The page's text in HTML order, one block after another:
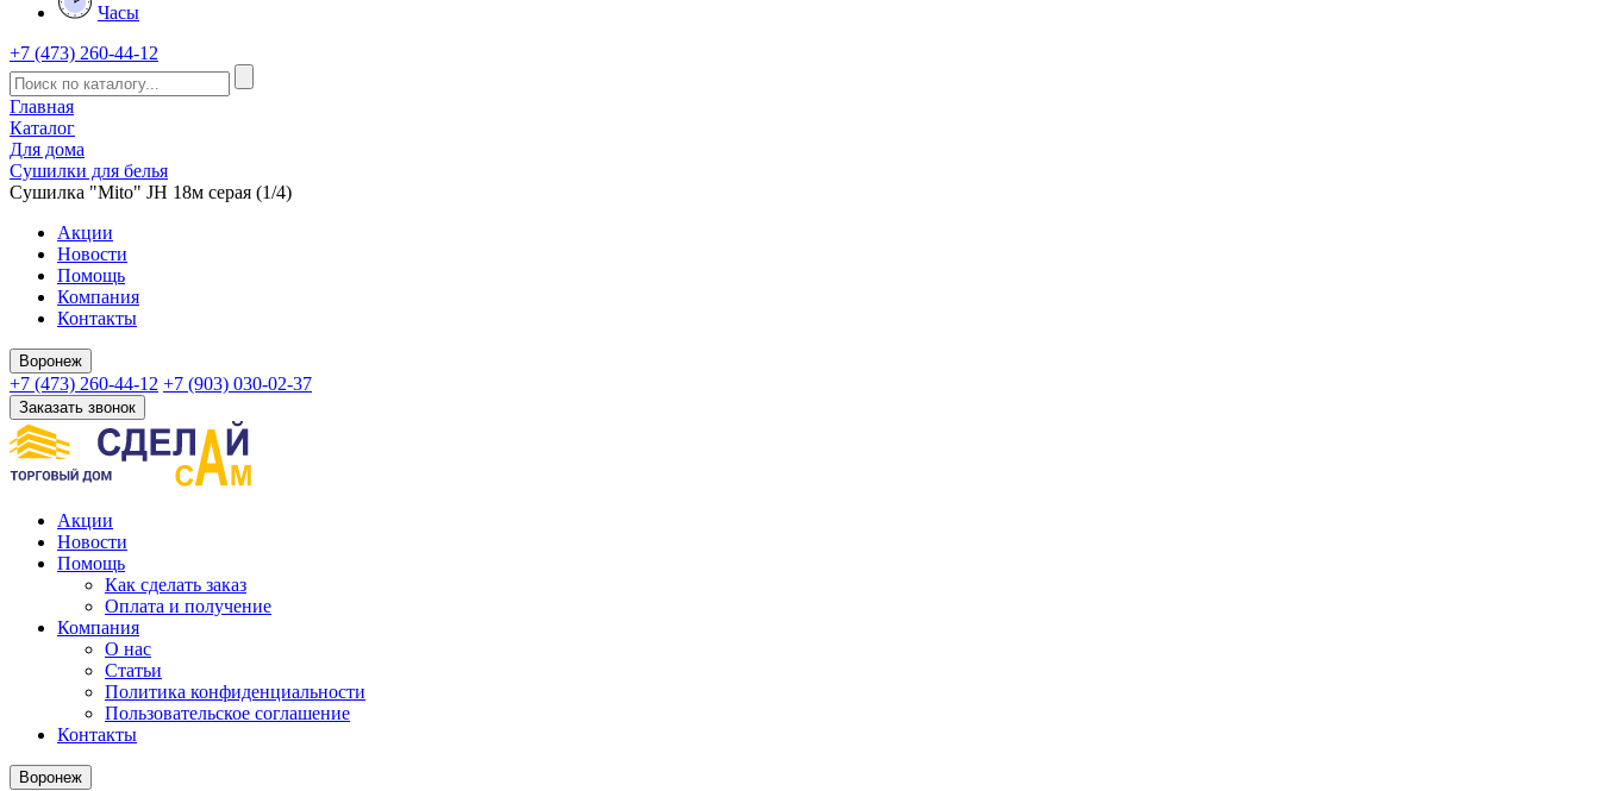
Часы
+7 (473) 260-44-12
Главная
Каталог
Для дома
Сушилки для белья
Сушилка "Mito" JH 18м серая (1/4)
Акции
Новости
Помощь
Компания
Контакты
Воронеж
+7 (473) 260-44-12 +7 (903) 030-02-37
Заказать звонок
Акции
Новости
Помощь
Как сделать заказ
Оплата и получение
Компания
О нас
Статьи
Политика конфиденциальности
Пользовательское соглашение
Контакты
Воронеж